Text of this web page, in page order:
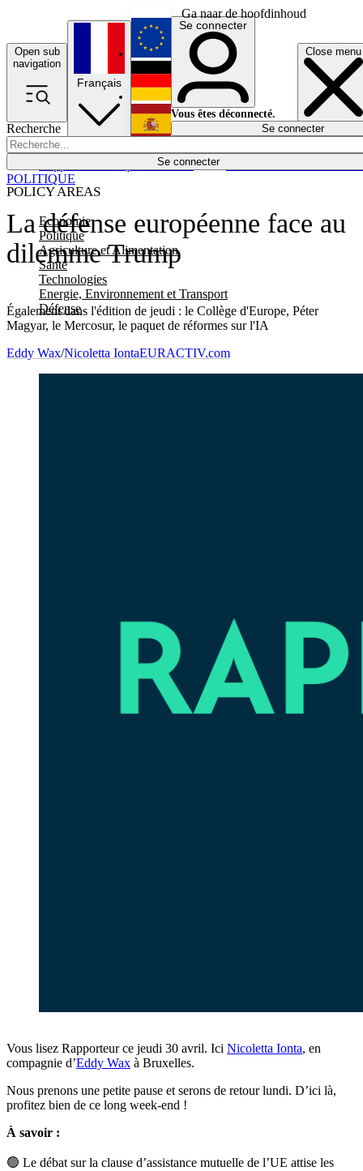
Ga naar de hoofdinhoud
Open sub
navigation
Close menu
Recherche
Se connecter
POLICY AREAS
Economie
Politique
Agriculture et Alimentation
Santé
Technologies
Energie, Environnement et Transport
Défense
Économie
Français
English
Deutsch
Español
Se connecter
Vous êtes déconnecté.
Se connecter
La défense européenne face au
dilemme Trump
Également dans l'édition de jeudi : le Collège d'Europe, Péter
Magyar, le Mercosur, le paquet de réformes sur l'IA
POLITIQUE
Eddy Wax/Nicoletta IontaEURACTIV.com
Vous lisez Rapporteur ce jeudi 30 avril. Ici Nicoletta Ionta, en
compagnie d’Eddy Wax à Bruxelles.
Nous prenons une petite pause et serons de retour lundi. D’ici là,
profitez bien de ce long week-end !
À savoir :
🟢 Le débat sur la clause d’assistance mutuelle de l’UE attise les